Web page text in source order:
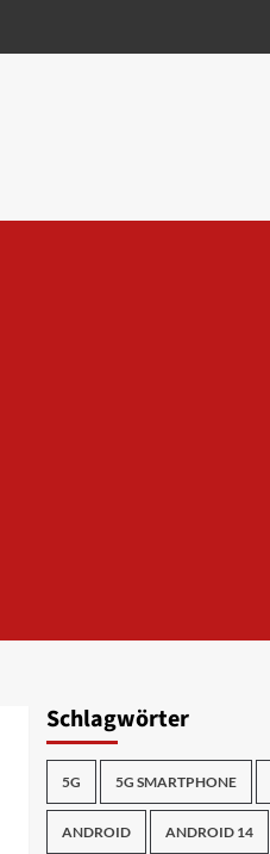
Schlagwörter
5G 5G SMARTPHONE
ANDROID ANDROID 14